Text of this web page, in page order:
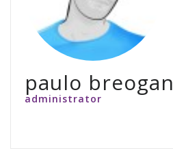
paulo breogan
administrator